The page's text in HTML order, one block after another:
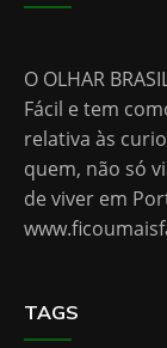
O OLHAR
Fácil e tem
relativa às
quem, não só
de viver em
TAGS